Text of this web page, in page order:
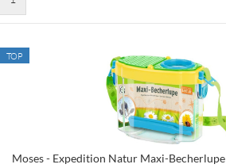
TOP
Moses - Expedition Natur Maxi-Becherlupe